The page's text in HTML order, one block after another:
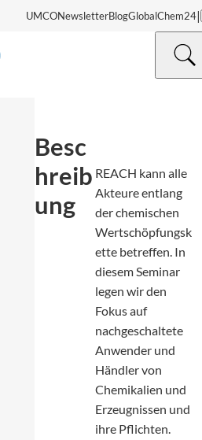
UMCONewsletterBlogGlobalChem24|
Besc
hreib
ung
REACH kann alle
Akteure entlang
der chemischen
Wertschöpfungsk
ette betreffen. In
diesem Seminar
legen wir den
Fokus auf
nachgeschaltete
Anwender und
Händler von
Chemikalien und
Erzeugnissen und
ihre Pflichten.